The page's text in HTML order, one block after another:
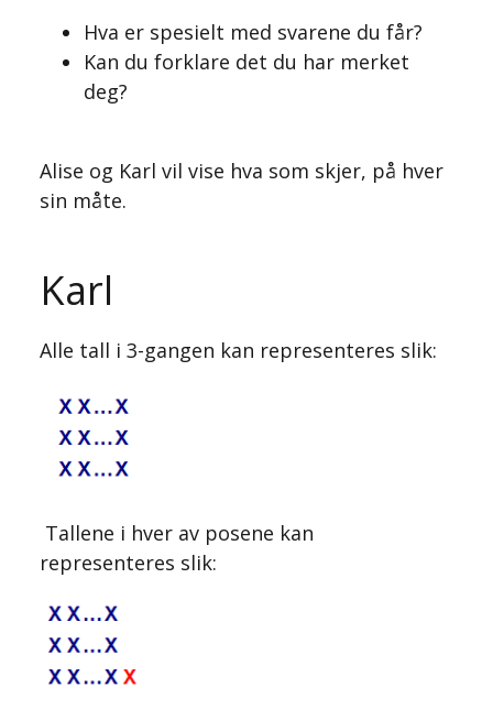
Hva er spesielt med svarene du får?
Kan du forklare det du har merket
deg?
Alise og Karl vil vise hva som skjer, på hver
sin måte.
Karl
Alle tall i 3-gangen kan representeres slik:
Tallene i hver av posene kan
representeres slik: